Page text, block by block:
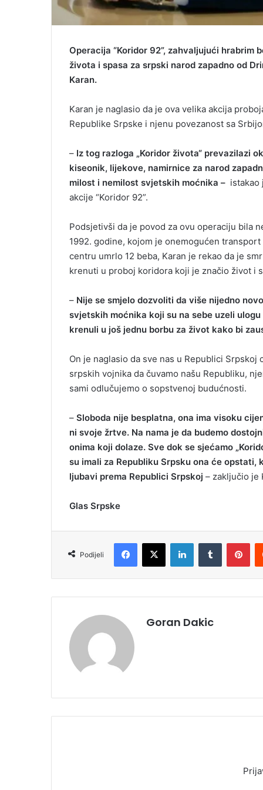
Operacija “Koridor 92”, zahvaljujući hrabrim
života i spasa za srpski narod zapadno od
Karan.
Karan je naglasio da je ova velika akcija
Republike Srpske i njenu povezanost sa
– Iz tog razloga „Koridor života“ prevazilazi
kiseonik, lijekove, namirnice za narod
milost i nemilost svjetskih moćnika – istakao
akcije “Koridor 92”.
Podsjetivši da je povod za ovu operaciju bila
1992. godine, kojom je onemogućen
centru umrlo 12 beba, Karan je rekao da je
krenuti u proboj koridora koji je značio život i
– Nije se smjelo dozvoliti da više nijedno
svjetskih moćnika koji su na sebe uzeli
krenuli u još jednu borbu za život kako bi
On je naglasio da sve nas u Republici
srpskih vojnika da čuvamo našu Republiku,
sami odlučujemo o sopstvenoj budućnosti.
– Sloboda nije besplatna, ona ima visoku
ni svoje žrtve. Na nama je da budemo
onima koji dolaze. Sve dok se sjećamo
su imali za Republiku Srpsku ona će
ljubavi prema Republici Srpskoj – zaključio je
Glas Srpske
Podijeli
Goran Dakic